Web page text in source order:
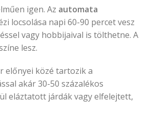
igen. Az automata
locsolása napi 60-90 percet vesz
vagy hobbijaival is tölthetne. A
lesz.
előnyei közé tartozik a
akár 30-50 százalékos
eláztatott járdák vagy elfelejtett,